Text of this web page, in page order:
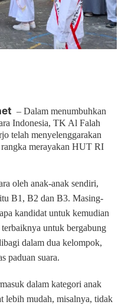
– Dalam menumbuhkan
Indonesia, TK Al Falah
telah menyelenggarakan
merayakan HUT RI
oleh anak-anak sendiri,
B1, B2 dan B3. Masing-
kandidat untuk kemudian
untuk bergabung
dalam dua kelompok,
paduan suara.
dalam kategori anak
lebih mudah, misalnya, tidak